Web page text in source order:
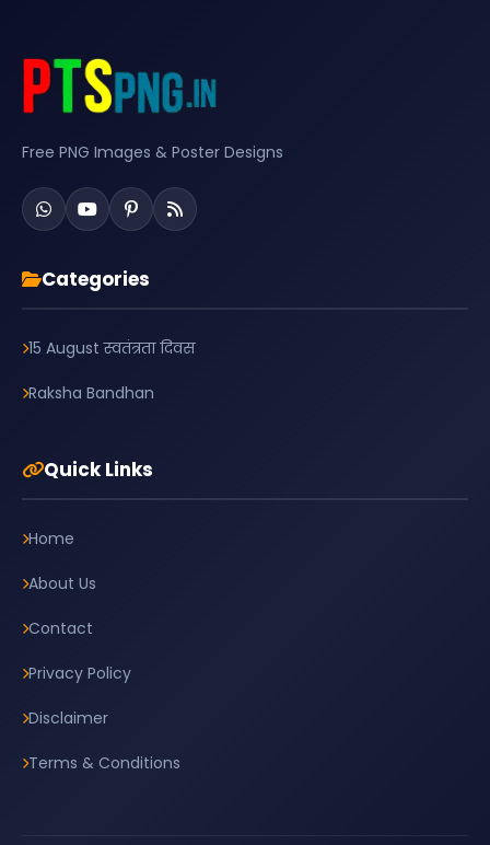
Free PNG Images & Poster Designs
Categories
15 August स्वतंत्रता दिवस
Raksha Bandhan
Quick Links
Home
About Us
Contact
Privacy Policy
Disclaimer
Terms & Conditions